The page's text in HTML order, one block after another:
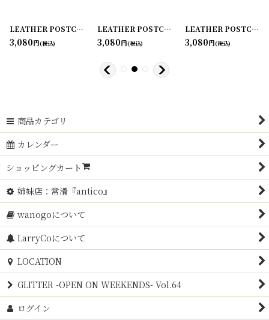
01] [ 20240425-12] [ 20240425-09]
LEATHER POSTCARD 革のポストカード ビンテージレザーポストカード [
3,080円(税込)
LEATHER POSTCARD 革のポストカード ビンテージレザーポストカード
3,080円(税込)
LEATHER POSTCARD 革のポストカード ビンテージレザーポストカード
3,080円(税込)
商品カテゴリ
カレンダー
ショッピングカート
姉妹店：常滑『antico』
wanogoについて
LarryCoについて
LOCATION
GLITTER -OPEN ON WEEKENDS- Vol.64
ログイン